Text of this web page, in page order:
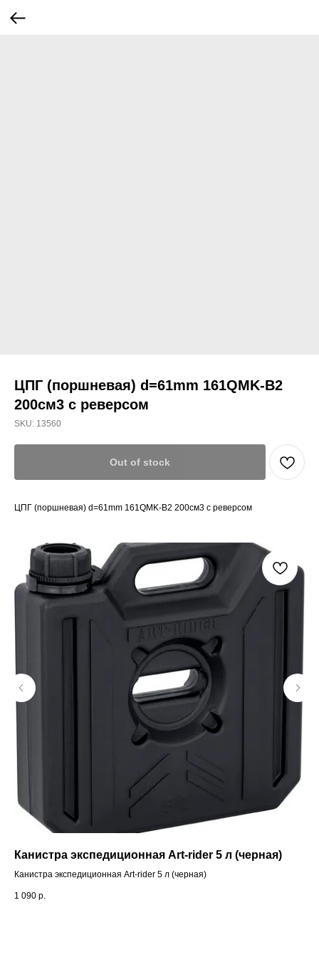
ЦПГ (поршневая) d=61mm 161QMK-B2
200см3 с реверсом
SKU: 13560
Out of stock
ЦПГ (поршневая) d=61mm 161QMK-B2 200см3 с реверсом
Канистра экспедиционная Art-rider 5 л (черная)
Канистра экспедиционная Art-rider 5 л (черная)
1 090 р.